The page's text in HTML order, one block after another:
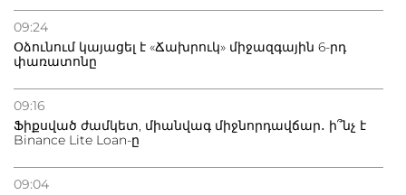
09:24
Օձունում կայացել է «Ճախրուկ» միջազգային 6-րդ
փառատոնը
09:16
Ֆիքսված ժամկետ, միանվագ միջնորդավճար․ ի՞նչ է
Binance Lite Loan-ը
09:04